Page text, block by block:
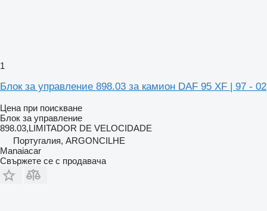
1
Блок за управление 898.03 за камион DAF 95 XF | 97 - 02
Цена при поискване
Блок за управление
898.03,LIMITADOR DE VELOCIDADE
Португалия, ARGONCILHE
Manaiacar
Свържете се с продавача